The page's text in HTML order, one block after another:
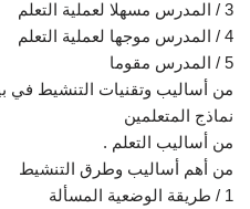
3 / المدرس مسهلا لعملية التعلم
4 / المدرس موجها لعملية التعلم
5 / المدرس مقوما
من أساليب وتقنيات التنشيط في
نماذج المتعلمين
من أساليب التعلم .
من أهم أساليب وطرق التنشيط
1 / طريقة الوضعية المسألة